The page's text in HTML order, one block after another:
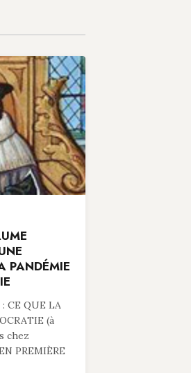
PANDÉMIE
CE QUE LA
(à
chez
PREMIÈRE